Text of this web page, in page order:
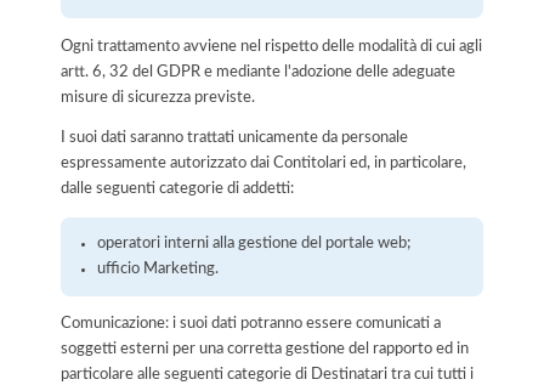
Ogni trattamento avviene nel rispetto delle modalità di cui agli
artt. 6, 32 del GDPR e mediante l'adozione delle adeguate
misure di sicurezza previste.
I suoi dati saranno trattati unicamente da personale
espressamente autorizzato dai Contitolari ed, in particolare,
dalle seguenti categorie di addetti:
operatori interni alla gestione del portale web;
ufficio Marketing.
Comunicazione: i suoi dati potranno essere comunicati a
soggetti esterni per una corretta gestione del rapporto ed in
particolare alle seguenti categorie di Destinatari tra cui tutti i